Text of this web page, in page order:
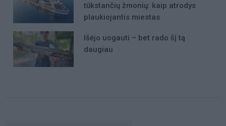
tūkstančių žmonių: kaip atrodys
plaukiojantis miestas
Išėjo uogauti – bet rado šį tą
daugiau